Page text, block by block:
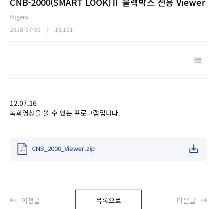
Vugera
2018-07-30
18,101
12.07.16
녹화영상을 볼 수 있는 프로그램입니다.
CNB_2000_Viewer.zip
이전글 목록으로 다음글